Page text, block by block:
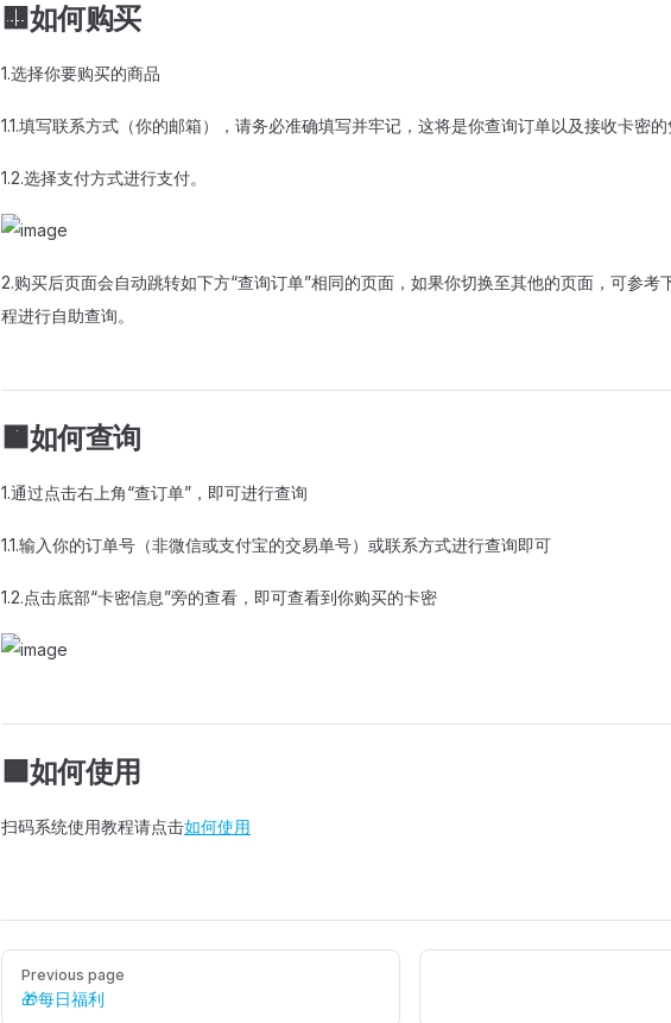
🟨如何购买
1.选择你要购买的商品
1.1.填写联系方式（你的邮箱），请务必准确填写并牢记，这将是你查询订单以及接收卡密的
1.2.选择支付方式进行支付。
2.购买后页面会自动跳转如下方“查询订单”相同的页面，如果你切换至其他的页面，可参考
程进行自助查询。
🟧如何查询
1.通过点击右上角“查订单”，即可进行查询
1.1.输入你的订单号（非微信或支付宝的交易单号）或联系方式进行查询即可
1.2.点击底部“卡密信息”旁的查看，即可查看到你购买的卡密
🟩如何使用
扫码系统使用教程请点击如何使用
Previous page
🎁每日福利